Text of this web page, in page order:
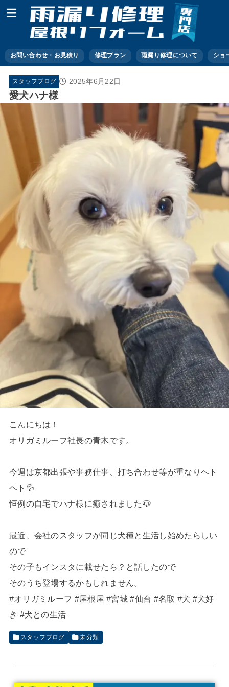
お問い合わせ・お見積り 修理プラン 雨漏り修理について ショ
スタッフブログ 2025年6月22日
愛犬ハナ様
こんにちは！
オリガミルーフ社長の青木です。
今週は京都出張や事務仕事、打ち合わせ等が重なりヘト
ヘト💦
恒例の自宅でハナ様に癒されました🐶
最近、会社のスタッフが同じ犬種と生活し始めたらしい
ので
その子もインスタに載せたら？と話したので
そのうち登場するかもしれません。
#オリガミルーフ #屋根屋 #宮城 #仙台 #名取 #犬 #犬好
き #犬との生活
スタッフブログ 未分類